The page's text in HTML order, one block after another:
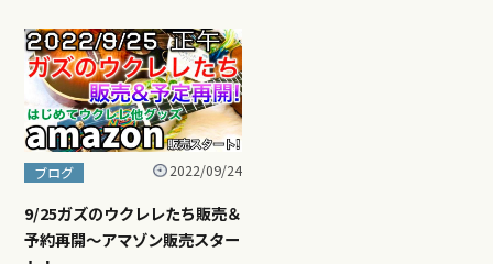
ブログ 2022/09/24
9/25ガズのウクレレたち販売＆
予約再開〜アマゾン販売スター